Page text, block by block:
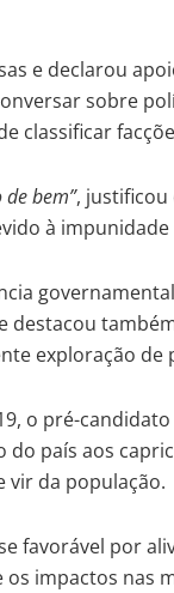
e declarou
sobre
classificar
bem”,
à
destacou
exploração de
o pré-
país aos
vir da população.
favorável por
impactos nas